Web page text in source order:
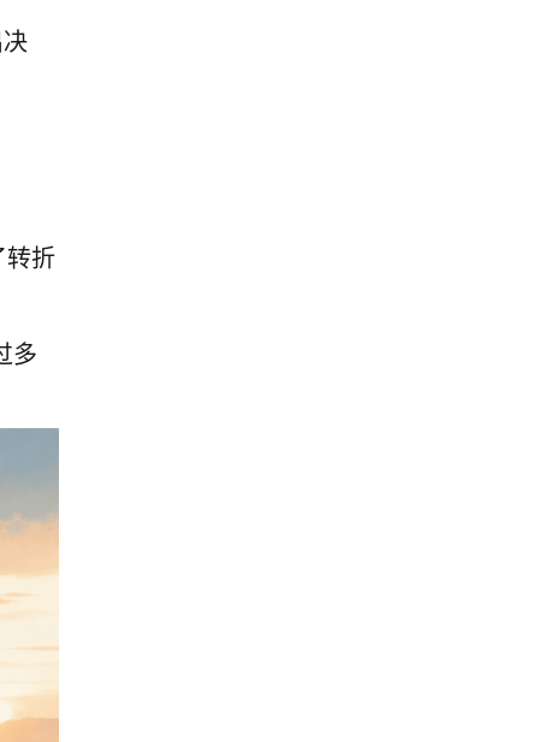
转折
多